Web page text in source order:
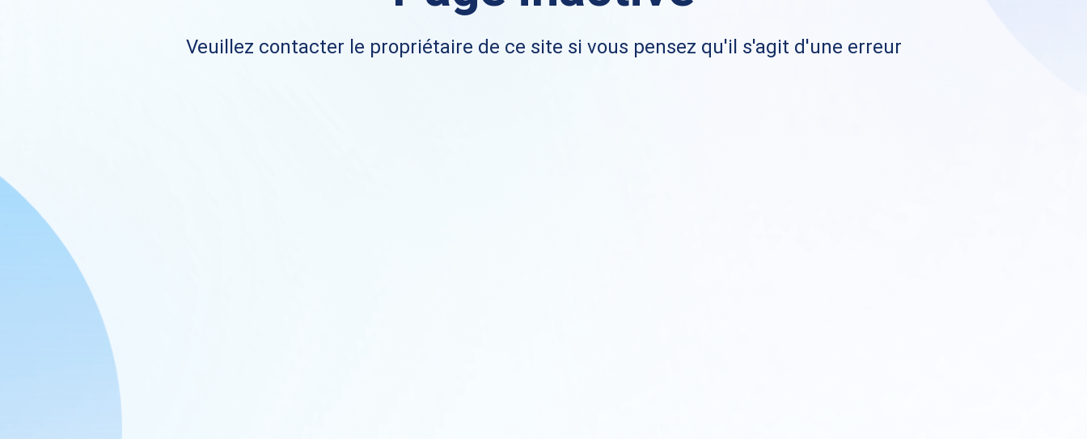
Veuillez contacter le propriétaire de ce site si vous pensez qu'il s'agit d'une erreur